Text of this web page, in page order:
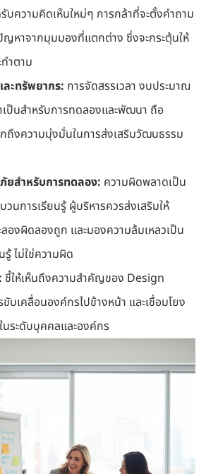
บความคิดเห็นใหม่ๆ การกล้าที่จะตั้งคำถาม
ญหาจากมุมมองที่แตกต่าง ซึ่งจะกระตุ้นให้
ำตาม
ะทรัพยากร: การจัดสรรเวลา งบประมาณ
เป็นสำหรับการทดลองและพัฒนา ถือ
ถึงความมุ่งมั่นในการส่งเสริมวัฒนธรรม
ยสำหรับการทดลอง: ความผิดพลาดเป็น
นการเรียนรู้ ผู้บริหารควรส่งเสริมให้
องผิดลองถูก และมองความล้มเหลวเป็น
รู้ ไม่ใช่ความผิด
ชี้ให้เห็นถึงความสำคัญของ Design
บเคลื่อนองค์กรไปข้างหน้า และเชื่อมโยง
นระดับบุคคลและองค์กร